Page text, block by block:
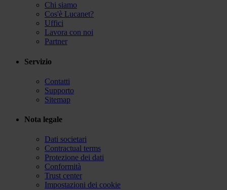
Chi siamo
Cos'è Lucanet?
Uffici
Lavora con noi
Partner
Servizio
Contatti
Supporto
Sitemap
Nota legale
Dati societari
Contractual terms
Protezione dei dati
Conformità
Trust center
Impostazioni dei cookie